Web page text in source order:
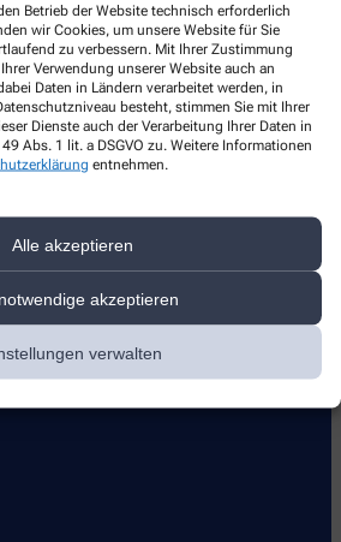
Betrieb der Website technisch erforderlich
wir Cookies, um unsere Website für Sie
zu verbessern. Mit Ihrer Zustimmung
Verwendung unserer Website auch an
Daten in Ländern verarbeitet werden, in
besteht, stimmen Sie mit Ihrer
Dienste auch der Verarbeitung Ihrer Daten in
Abs. 1 lit. a DSGVO zu. Weitere Informationen
entnehmen.
Alle akzeptieren
akzeptieren
verwalten
Mannheim
mannheim.com